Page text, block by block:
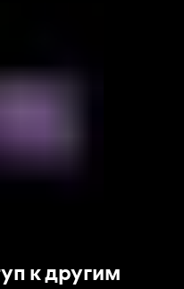
к другим